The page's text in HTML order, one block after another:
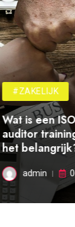
#ZAKELIJK
Wat is een
auditor
het belangrijk?
admin